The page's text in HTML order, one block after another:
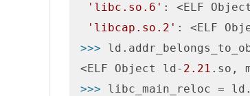
'libc.so.6' : <ELF
'libcap.so.2' : <ELF
>>>
<ELF Object ld- 2.21 .so,
>>> libc_main_reloc =